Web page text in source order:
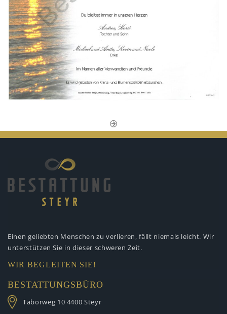
Einen geliebten Menschen zu verlieren, fällt niemals leicht. Wir
unterstützen Sie in dieser schweren Zeit.
WIR BEGLEITEN SIE!
BESTATTUNGSBÜRO
Taborweg 10 4400 Steyr